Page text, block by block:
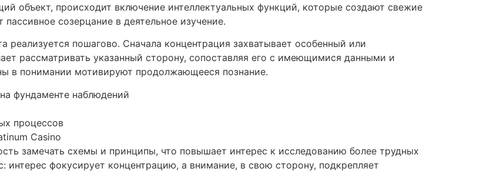
объект, происходит включение интеллектуальных функций, которые создают свежие
созерцание в деятельное изучение.
реализуется пошагово. Сначала концентрация захватывает особенный или
рассматривать указанный сторону, сопоставляя его с имеющимися данными и
в понимании мотивируют продолжающееся познание.
фундаменте наблюдений
процессов
Casino
замечать схемы и принципы, что повышает интерес к исследованию более трудных
интерес фокусирует концентрацию, а внимание, в свою сторону, подкрепляет